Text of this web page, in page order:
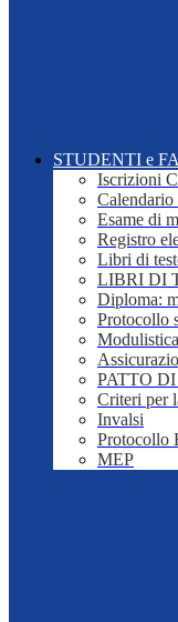
STUDENTI e
Iscrizioni
Calendario
Esame di
Registro
Libri di
LIBRI DI
Diploma:
Protocollo
PATTO
Criteri per
Invalsi
Protocollo
MEP